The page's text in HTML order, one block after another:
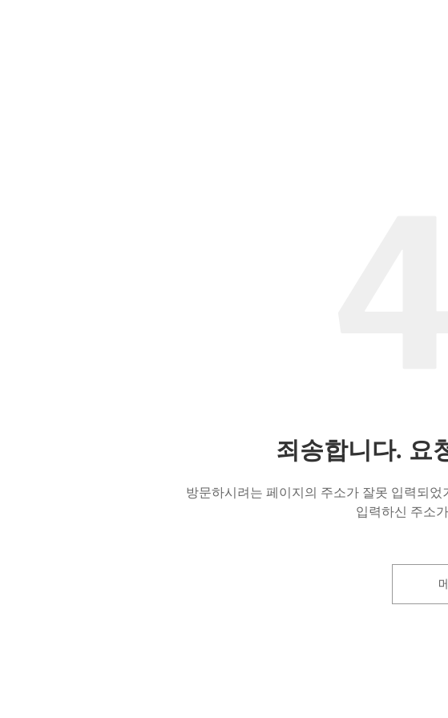
죄송합니다. 요
방문하시려는 페이지의 주소가 잘못 입력되
입력하신 주소